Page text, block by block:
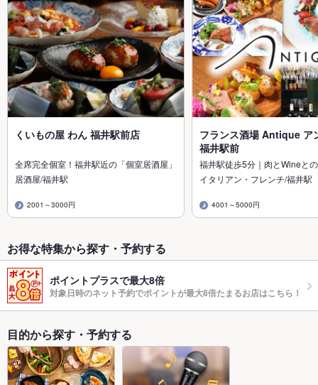
くいもの屋 わん 福井駅前店
全席完全個室！福井駅近の「個室居酒屋」
居酒屋/福井駅
2001～3000円
フランス酒場 Antique ア
福井駅前
福井駅徒歩5分｜肉とWineと
イタリアン・フレンチ/福井駅
4001～5000円
お得な特集から探す・予約する
ポイントプラスで最大8倍
対象日時のネット予約でポイントが最大8倍たまるお店はこちら！
目的から探す・予約する